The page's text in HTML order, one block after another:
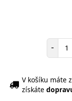
-
V košíku máte
získáte